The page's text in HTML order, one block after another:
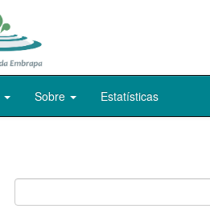
Sobre Estatísticas